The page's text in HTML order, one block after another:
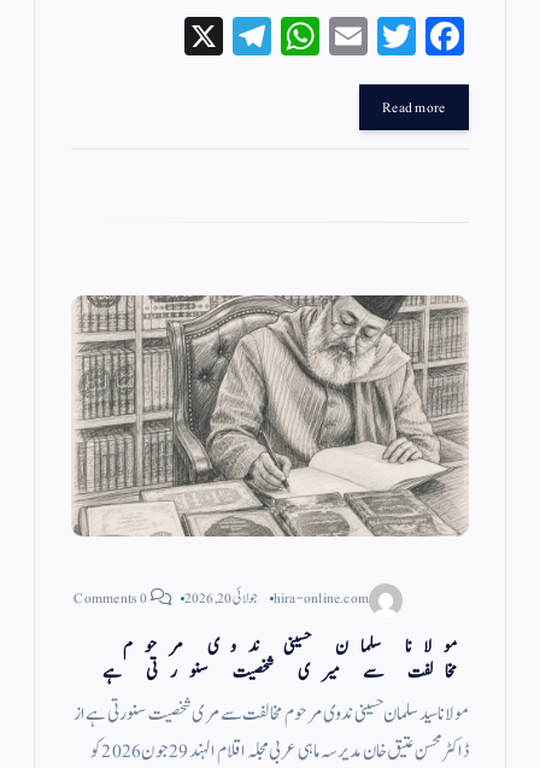
Fa
ce
bo
ok
T
wi
r
E
m
W
ha
Te
le
Read more
hira-online.com جولائی 20, 2026
مولانا سلمان حسینی ندوی مرحوم
مخالفت سے میری شخصیت سنورتی ہے
مولانا سید سلمان حسینی ندوی مرحوم مخالفت سے مری شخصیت سنورتی ہے از
ڈاکٹر محسن عتیق خان مدیر سہ ماہی عربی مجلہ اقلام الہند 29 جون 2026 کو